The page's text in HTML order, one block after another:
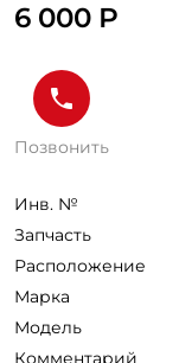
6 000 Р
Позвонить
Инв. №
Запчасть
Расположение
Марка
Модель
Комментарий